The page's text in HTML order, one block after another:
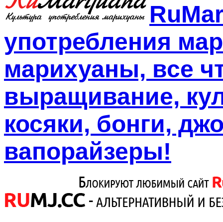
употребления
марихуаны, все
выращивание,
косяки, бонги,
вапорайзеры!